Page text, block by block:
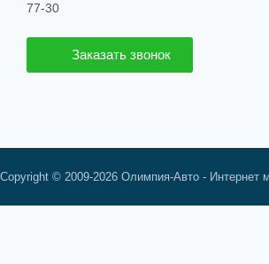
77-30
Заказать звонок
Copyright © 2009-2026 Олимпия-Авто - Интернет